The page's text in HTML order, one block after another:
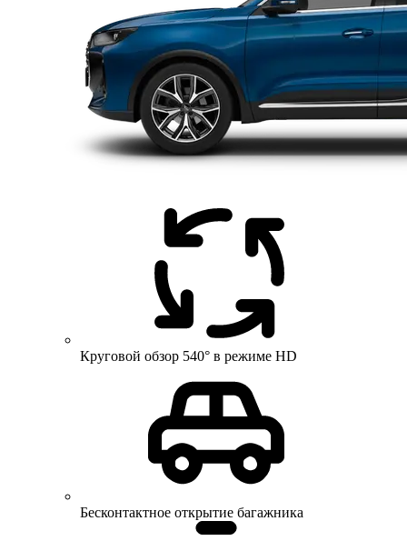
Круговой обзор 540° в режиме HD
Бесконтактное открытие багажника